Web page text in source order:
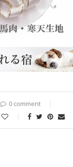
0 comment